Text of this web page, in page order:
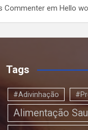
Commenter emHello
Tags
#Adivinhação
Alimentação